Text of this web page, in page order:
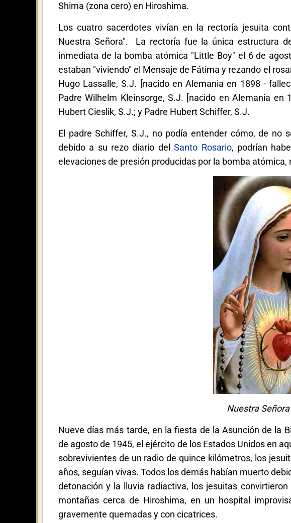
Shima (zona cero) en Hiroshima.
Los cuatro sacerdotes vivían en la rectoría jesuita
Nuestra Señora". La rectoría fue la única estructura
inmediata de la bomba atómica "Little Boy" el 6 de
estaban "viviendo" el Mensaje de Fátima y rezando el
Hugo Lassalle, S.J. [nacido en Alemania en 1898 -
Padre Wilhelm Kleinsorge, S.J. [nacido en Alemania
Hubert Cieslik, S.J.; y Padre Hubert Schiffer, S.J.
El padre Schiffer, S.J., no podía entender cómo, de no
debido a su rezo diario delSanto Rosario, podrían
elevaciones de presión producidas por la bomba
Nuestra
Nueve días más tarde, en la fiesta de la Asunción de la
de agosto de 1945, el ejército de los Estados Unidos en
sobrevivientes de un radio de quince kilómetros, los
años, seguían vivas. Todos los demás habían muerto
detonación y la lluvia radiactiva, los jesuitas
montañas cerca de Hiroshima, en un hospital
gravemente quemadas y con cicatrices.